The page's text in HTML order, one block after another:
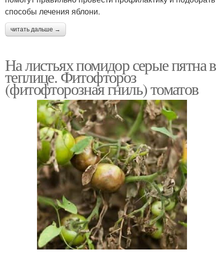
способы лечения яблони.
читать дальше →
На листьях помидор серые пятна в
теплице. Фитофтороз
(фитофторозная гниль) томатов